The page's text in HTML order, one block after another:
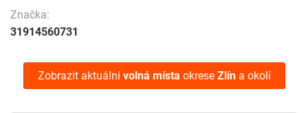
Značka:
31914560731
Zobrazit aktuální volná místa okrese Zlína okolí